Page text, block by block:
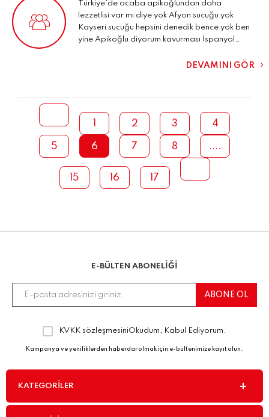
Türkiye’de acaba apikoğlundan daha
lezzetlisi var mı diye yok Afyon sucuğu yok
Kayseri sucuğu hepsini denedik bence yok ben
yine Apikoğlu diyorum kavurması İspanyol
temiz ve titiz bir kargolamış teşekkür ederim
DEVAMINI GÖR
2 3 4
5 6 7 8 ....
15 16 17
E-BÜLTEN ABONELİĞİ
KVKK sözleşmesiniOkudum, Kabul Ediyorum.
Kampanya ve yeniliklerden haberdar olmak için e-bültenimize kayıt olun.
KATEGORILER